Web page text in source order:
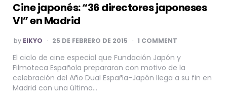
Cine japonés: “36 directores japoneses
VI” en Madrid
POSTED
BY
by EIKYO 25 DE FEBRERO DE 2015 1 COMMENT
El ciclo de cine especial que Fundación Japón y
Filmoteca Española prepararon con motivo de la
celebración del Año Dual España-Japón llega a su fin en
Madrid con una última…